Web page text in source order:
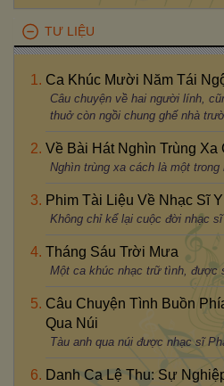
TƯ LIỆU
Ca Khúc Mười Năm Tái
Câu chuyện về hai người lính,
thuở còn ngồi chung ghế nhà
Về Bài Hát Nghìn Trùng Xa
Nghìn trùng xa cách là một
Phim Tài Liệu Về Nhạc Sĩ
Không chỉ kể lại cuộc đời nhạc
Tháng Sáu Trời Mưa
Một ca khúc nhạc trữ tình, được
Câu Chuyện Tình Buồn
Qua Núi
Tàu anh qua núi được nhạc sĩ
Danh Ca Lệ Thu: Sự